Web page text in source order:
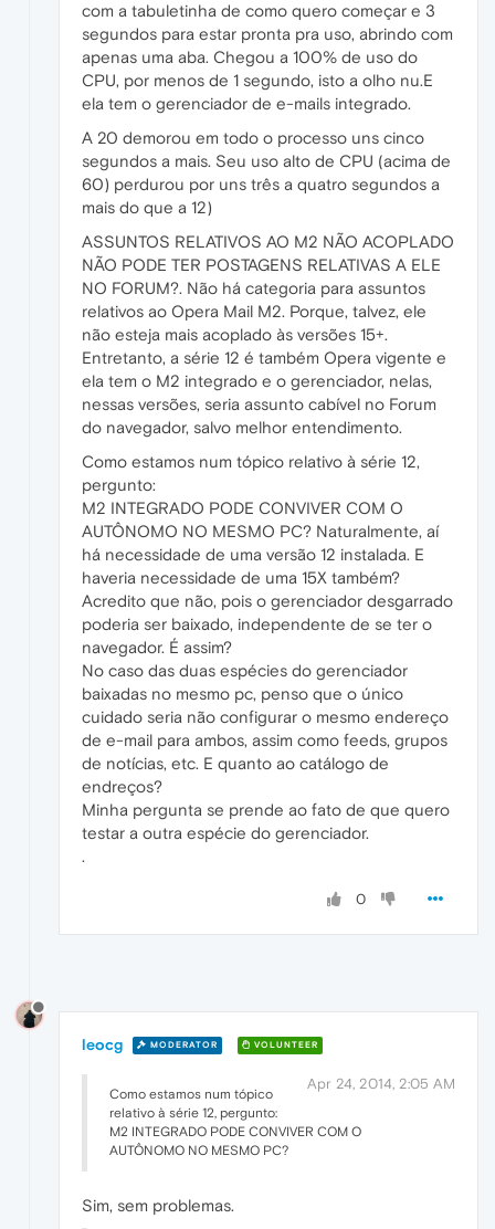
com a tabuletinha de como quero começar e 3
segundos para estar pronta pra uso, abrindo com
apenas uma aba. Chegou a 100% de uso do
CPU, por menos de 1 segundo, isto a olho nu.E
ela tem o gerenciador de e-mails integrado.
A 20 demorou em todo o processo uns cinco
segundos a mais. Seu uso alto de CPU (acima de
60) perdurou por uns três a quatro segundos a
mais do que a 12)
ASSUNTOS RELATIVOS AO M2 NÃO ACOPLADO
NÃO PODE TER POSTAGENS RELATIVAS A ELE
NO FORUM?. Não há categoria para assuntos
relativos ao Opera Mail M2. Porque, talvez, ele
não esteja mais acoplado às versões 15+.
Entretanto, a série 12 é também Opera vigente e
ela tem o M2 integrado e o gerenciador, nelas,
nessas versões, seria assunto cabível no Forum
do navegador, salvo melhor entendimento.
Como estamos num tópico relativo à série 12,
pergunto:
M2 INTEGRADO PODE CONVIVER COM O
AUTÔNOMO NO MESMO PC? Naturalmente, aí
há necessidade de uma versão 12 instalada. E
haveria necessidade de uma 15X também?
Acredito que não, pois o gerenciador desgarrado
poderia ser baixado, independente de se ter o
navegador. É assim?
No caso das duas espécies do gerenciador
baixadas no mesmo pc, penso que o único
cuidado seria não configurar o mesmo endereço
de e-mail para ambos, assim como feeds, grupos
de notícias, etc. E quanto ao catálogo de
endreços?
Minha pergunta se prende ao fato de que quero
testar a outra espécie do gerenciador.
.
0
leocg MODERATOR VOLUNTEER
Apr 24, 2014, 2:05 AM
Como estamos num tópico
relativo à série 12, pergunto:
M2 INTEGRADO PODE CONVIVER COM O
AUTÔNOMO NO MESMO PC?
Sim, sem problemas.